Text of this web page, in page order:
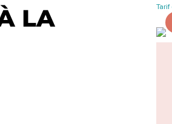
LA
Tarif
FlavienM –